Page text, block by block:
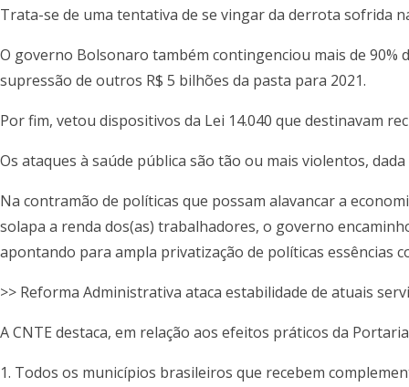
Trata-se de uma tentativa de se vingar da derrota sofrida
O governo Bolsonaro também contingenciou mais de 90%
supressão de outros R$ 5 bilhões da pasta para 2021.
Por fim, vetou dispositivos da Lei 14.040 que destinavam
Os ataques à saúde pública são tão ou mais violentos,
Na contramão de políticas que possam alavancar a
solapa a renda dos(as) trabalhadores, o governo
apontando para ampla privatização de políticas essências
>> Reforma Administrativa ataca estabilidade de atuais
A CNTE destaca, em relação aos efeitos práticos da
1. Todos os municípios brasileiros que recebem